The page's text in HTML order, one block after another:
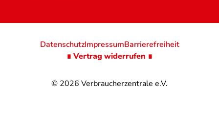
© 2026 Verbraucherzentrale e.V.
DatenschutzImpressumBarrierefreiheit
∎ Vertrag widerrufen ∎